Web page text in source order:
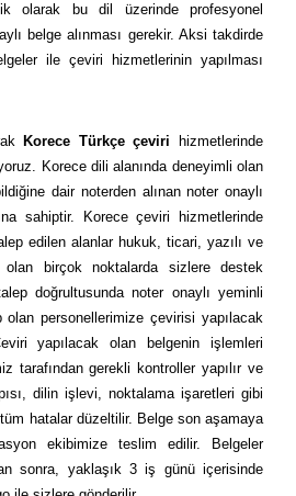
olarak bu dil üzerinde profesyonel
belge alınması gerekir. Aksi takdirde
ile çeviri hizmetlerinin yapılması
Korece Türkçe çeviri hizmetlerinde
Korece dili alanında deneyimli olan
dair noterden alınan noter onaylı
sahiptir. Korece çeviri hizmetlerinde
edilen alanlar hukuk, ticari, yazılı ve
birçok noktalarda sizlere destek
doğrultusunda noter onaylı yeminli
olan personellerimize çevirisi yapılacak
yapılacak olan belgenin işlemleri
tarafından gerekli kontroller yapılır ve
dilin işlevi, noktalama işaretleri gibi
hatalar düzeltilir. Belge son aşamaya
ekibimize teslim edilir. Belgeler
sonra, yaklaşık 3 iş günü içerisinde